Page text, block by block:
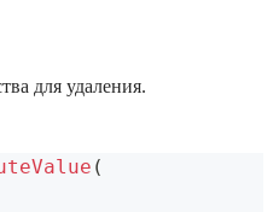
для удаления.
(